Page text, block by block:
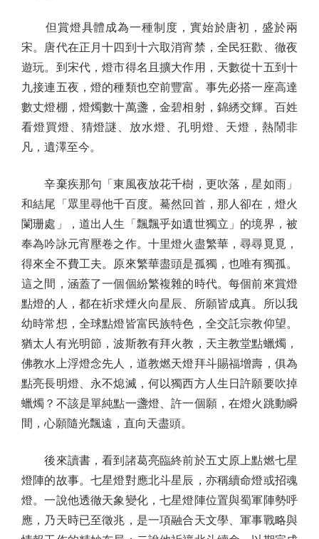
但賞燈具體成為一種制度，實始於唐初，盛於兩
宋。唐代在正月十四到十六取消宵禁，全民狂歡、徹夜
遊玩。到宋代，燈市得名且擴大作用，天數從十五到十
九接連五夜，燈的種類也空前豐富。事先必搭一座高達
數丈燈棚，燈燭數十萬盞，金碧相射，錦綉交輝。百姓
看燈買燈、猜燈謎、放水燈、孔明燈、天燈，熱鬧非
凡，遺澤至今。
辛棄疾那句「東風夜放花千樹，更吹落，星如雨」
和結尾「眾里尋他千百度。驀然回首，那人卻在，燈火
闌珊處」，道出人生「飄飄乎如遺世獨立」的境界，被
奉為吟詠元宵壓卷之作。十里燈火盡繁華，尋尋覓覓，
得來全不費工夫。原來繁華盡頭是孤獨，也唯有獨孤。
這之間，涵蓋了一個個紛繁複雜的時代。每個前來賞燈
點燈的人，都在祈求煙火向星辰、所願皆成真。所以我
幼時常想，全球點燈皆富民族特色，全交託宗教仰望。
猶太人有光明節，波斯教有拜火教，天主教堂點蠟燭，
佛教水上浮燈念先人，道教燃天燈拜斗賜福增壽，俱為
點亮長明燈、永不熄滅，何以獨西方人生日許願要吹掉
蠟燭？不該是單純點一盞燈、許一個願，在燈火跳動瞬
間，心願隨光飄遠，直向天盡頭。
後來讀書，看到諸葛亮臨終前於五丈原上點燃七星
燈陣的故事。七星燈對應北斗星辰，亦稱續命燈或招魂
燈。一說他透徹天象變化，七星燈陣位置與蜀軍陣勢呼
應，乃天時已至徵兆，是一項融合天文學、軍事戰略與